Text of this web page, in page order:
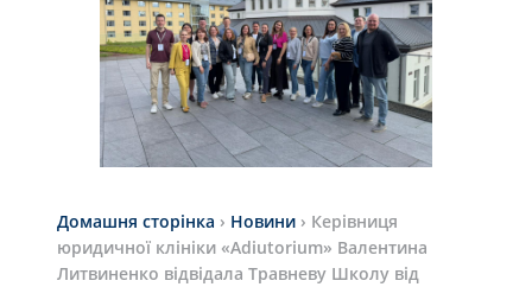
Домашня сторінка › Новини › Керівниця
юридичної клініки «Adiutorium» Валентина
Литвиненко відвідала Травневу Школу від